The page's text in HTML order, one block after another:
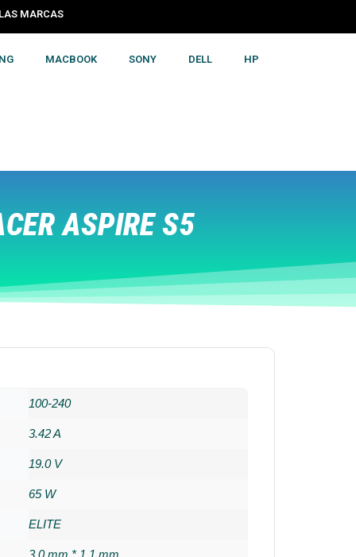
LAS MARCAS
MACBOOK SONY DELL HP
ASPIRE S5
100-240
3.42 A
19.0 V
65 W
ELITE